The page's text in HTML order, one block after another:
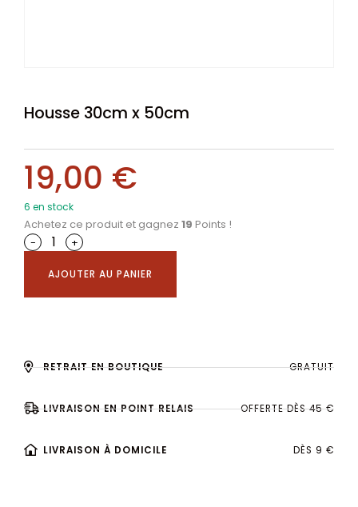
Housse 30cm x 50cm
19,00 €
6 en stock
Achetez ce produit et gagnez 19 Points !
-
+
AJOUTER AU PANIER
RETRAIT EN BOUTIQUE GRATUIT
LIVRAISON EN POINT RELAIS OFFERTE DÈS 45 €
LIVRAISON À DOMICILE DÈS 9 €